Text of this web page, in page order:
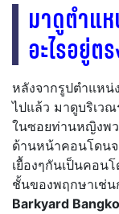
มาดูตำแ
อะไรอยู่ต
หลังจากรูปตำแหน่
ไปแล้ว มาดูบริเว
ในซอยท่านหญิงพ
ด้านหน้าคอนโดน
เยื้องๆกันเป็นคอน
ชั้นของพฤกษาเช่น
Barkyard